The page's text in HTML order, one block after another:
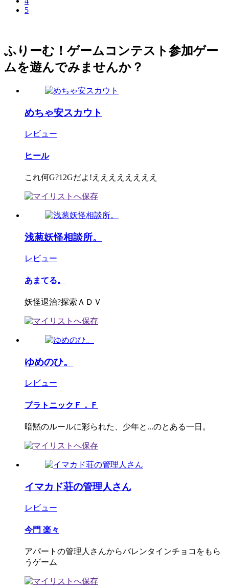
5
ふりーむ！ゲームコンテスト参加ゲー
ムを遊んでみませんか？
めちゃ安スカウト
レビュー
ヒール
これ何G?12Gだよ!ええええええええ
浅葱妖怪相談所。
レビュー
あまてる。
妖怪退治?探索ＡＤＶ
ゆめのひ。
レビュー
プラトニックＦ．Ｆ
暗黙のルールに彩られた、少年と...のとある一日。
イマカド荘の管理人さん
レビュー
今門 楽々
アパートの管理人さんからバレンタインチョコをもら
うゲーム